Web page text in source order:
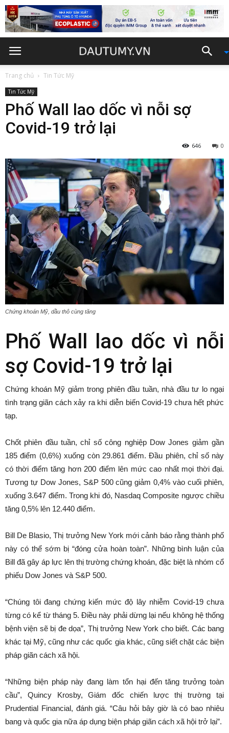
Trang chủ Tin Tức Mỹ
Tin Tức Mỹ
Phố Wall lao dốc vì nỗi sợ
Covid-19 trở lại
0
646
Chứng khoán Mỹ, dầu thô cùng tăng
Phố Wall lao dốc vì nỗi
sợ Covid-19 trở lại
Chứng khoán Mỹ giảm trong phiên đầu tuần, nhà đầu tư lo ngại
tình trạng giãn cách xảy ra khi diễn biến Covid-19 chưa hết phức
tạp.
Chốt phiên đầu tuần, chỉ số công nghiệp Dow Jones giảm gần
185 điểm (0,6%) xuống còn 29.861 điểm. Đầu phiên, chỉ số này
có thời điểm tăng hơn 200 điểm lên mức cao nhất mọi thời đại.
Tương tự Dow Jones, S&P 500 cũng giảm 0,4% vào cuối phiên,
xuống 3.647 điểm. Trong khi đó, Nasdaq Composite ngược chiều
tăng 0,5% lên 12.440 điểm.
Bill De Blasio, Thị trưởng New York mới cảnh báo rằng thành phố
này có thể sớm bị “đóng cửa hoàn toàn”. Những bình luận của
Bill đã gây áp lực lên thị trường chứng khoán, đặc biệt là nhóm cổ
phiếu Dow Jones và S&P 500.
“Chúng tôi đang chứng kiến mức độ lây nhiễm Covid-19 chưa
từng có kể từ tháng 5. Điều này phải dừng lại nếu không hệ thống
bệnh viện sẽ bị đe dọa”, Thị trưởng New York cho biết. Các bang
khác tại Mỹ, cũng như các quốc gia khác, cũng siết chặt các biện
pháp giãn cách xã hội.
“Những biện pháp này đang làm tổn hại đến tăng trưởng toàn
cầu”, Quincy Krosby, Giám đốc chiến lược thị trường tại
Prudential Financial, đánh giá. “Câu hỏi bây giờ là có bao nhiêu
bang và quốc gia nữa áp dụng biện pháp giãn cách xã hội trở lại”.